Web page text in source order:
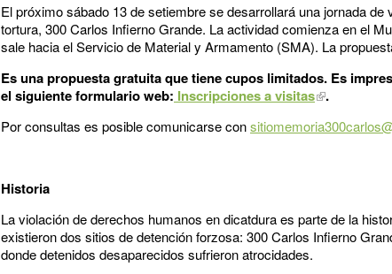
El próximo sábado 13 de setiembre se desarrollará una jornada
tortura, 300 Carlos Infierno Grande. La actividad comienza en el
sale hacia el Servicio de Material y Armamento (SMA). La
Es una propuesta gratuita que tiene cupos limitados. Es
el siguiente formulario web: Inscripciones a visitas .
Por consultas es posible comunicarse con
Historia
La violación de derechos humanos en dicatdura es parte de la
existieron dos sitios de detención forzosa: 300 Carlos Infierno
donde detenidos desaparecidos sufrieron atrocidades.